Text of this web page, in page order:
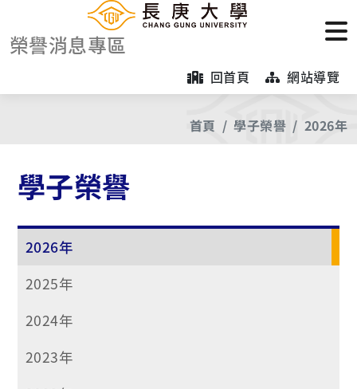
榮譽消息專區
回首頁 網站導覽
首頁 學子榮譽 2026年
學子榮譽
2026年
2025年
2024年
2023年